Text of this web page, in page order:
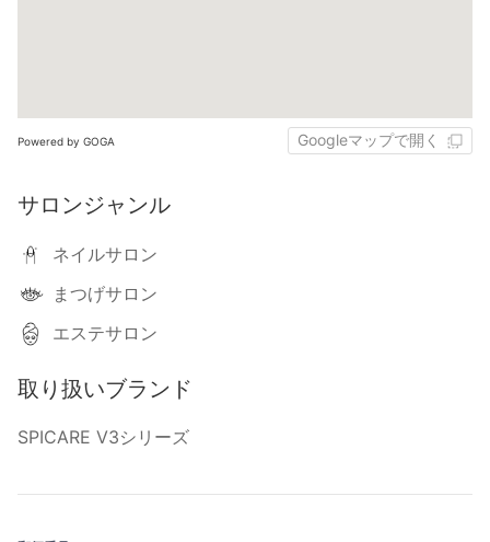
Powered by GOGA Googleマップで開く
サロンジャンル
ネイルサロン
まつげサロン
エステサロン
取り扱いブランド
SPICARE V3シリーズ